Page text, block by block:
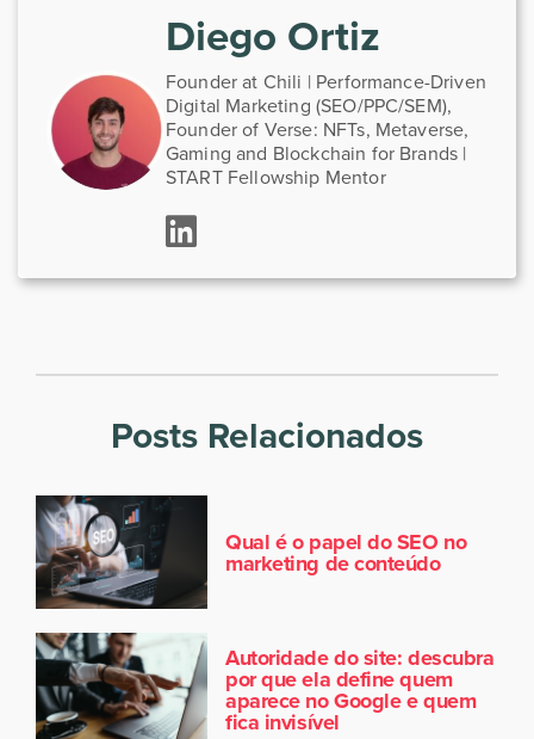
Diego Ortiz
Founder at Chili | Performance-Driven
Digital Marketing (SEO/PPC/SEM),
Founder of Verse: NFTs, Metaverse,
Gaming and Blockchain for Brands |
START Fellowship Mentor
Posts Relacionados
Qual é o papel do SEO no
marketing de conteúdo
Autoridade do site: descubra
por que ela define quem
aparece no Google e quem
fica invisível